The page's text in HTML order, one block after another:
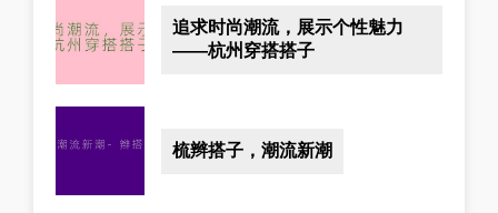
追求时尚潮流，展示个性魅力
——杭州穿搭搭子
梳辫搭子，潮流新潮